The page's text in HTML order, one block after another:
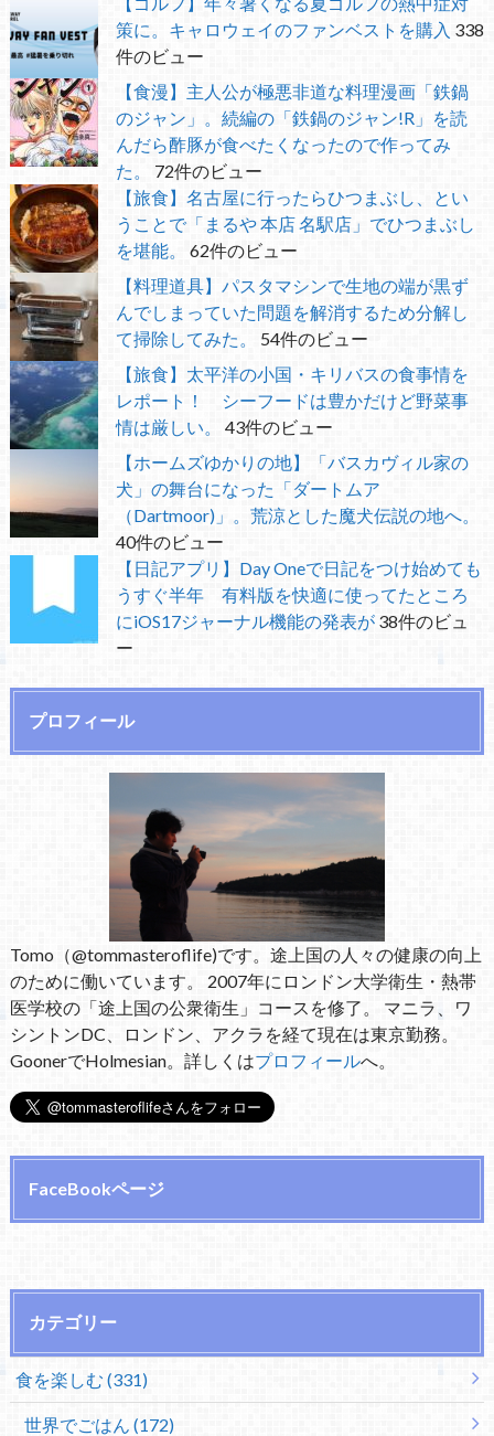
策に。キャロウェイのファンベストを購入 338
件のビュー
【食漫】主人公が極悪非道な料理漫画「鉄鍋
のジャン」。続編の「鉄鍋のジャン!R」を読
んだら酢豚が食べたくなったので作ってみ
た。
72件のビュー
【旅食】名古屋に行ったらひつまぶし、とい
うことで「まるや 本店 名駅店」でひつまぶし
を堪能。
62件のビュー
【料理道具】パスタマシンで生地の端が黒ず
んでしまっていた問題を解消するため分解し
て掃除してみた。
54件のビュー
【旅食】太平洋の小国・キリバスの食事情を
レポート！ シーフードは豊かだけど野菜事
情は厳しい。
43件のビュー
【ホームズゆかりの地】「バスカヴィル家の
犬」の舞台になった「ダートムア
（Dartmoor)」。荒涼とした魔犬伝説の地へ。
40件のビュー
【日記アプリ】Day Oneで日記をつけ始めても
うすぐ半年 有料版を快適に使ってたところ
にiOS17ジャーナル機能の発表が 38件のビュ
ー
プロフィール
Tomo（@tommasteroflife)です。途上国の人々の健康の向上
のために働いています。 2007年にロンドン大学衛生・熱帯
医学校の「途上国の公衆衛生」コースを修了。 マニラ、ワ
シントンDC、ロンドン、アクラを経て現在は東京勤務。
GoonerでHolmesian。詳しくはプロフィールへ。
FaceBookページ
カテゴリー
食を楽しむ (331)
世界でごはん (172)